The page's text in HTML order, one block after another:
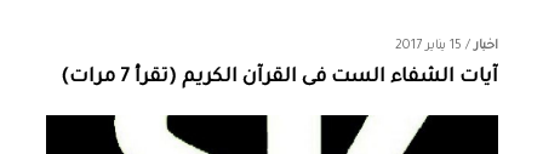
اخبار/ 15 يناير 2017
آيات الشفاء الست فى القرآن الكريم (تقرأ 7 مرات)